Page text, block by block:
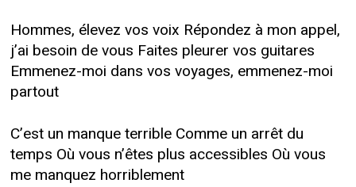
Hommes, élevez vos voix Répondez à mon appel,
j’ai besoin de vous Faites pleurer vos guitares
Emmenez-moi dans vos voyages, emmenez-moi
partout
C’est un manque terrible Comme un arrêt du
temps Où vous n’êtes plus accessibles Où vous
me manquez horriblement